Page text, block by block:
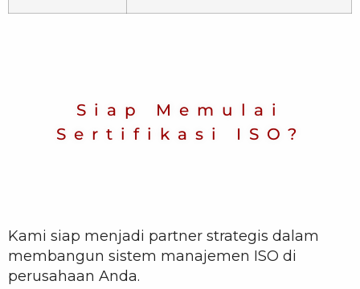
Siap Memulai
Sertifikasi ISO?
Kami siap menjadi partner strategis dalam
membangun sistem manajemen ISO di
perusahaan Anda.